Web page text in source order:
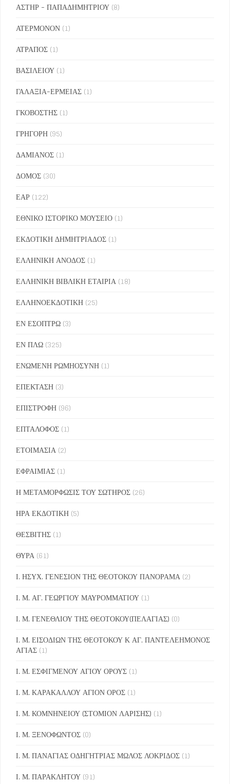
ΑΣΤΗΡ - ΠΑΠΑΔΗΜΗΤΡΙΟΥ (8)
ΑΤΕΡΜΟΝΟΝ (1)
ΑΤΡΑΠΟΣ (1)
ΒΑΣΙΛΕΙΟΥ (1)
ΓΑΛΑΞΙΑ-ΕΡΜΕΙΑΣ (1)
ΓΚΟΒΟΣΤΗΣ (1)
ΓΡΗΓΟΡΗ (95)
ΔΑΜΙΑΝΟΣ (1)
ΔΟΜΟΣ (30)
ΕΑΡ (122)
ΕΘΝΙΚΟ ΙΣΤΟΡΙΚΟ ΜΟΥΣΕΙΟ (1)
ΕΚΔΟΤΙΚΗ ΔΗΜΗΤΡΙΑΔΟΣ (1)
ΕΛΛΗΝΙΚΗ ΑΝΟΔΟΣ (1)
ΕΛΛΗΝΙΚΗ ΒΙΒΛΙΚΗ ΕΤΑΙΡΙΑ (18)
ΕΛΛΗΝΟΕΚΔΟΤΙΚΗ (25)
ΕΝ ΕΣΟΠΤΡΩ (3)
ΕΝ ΠΛΩ (325)
ΕΝΩΜΕΝΗ ΡΩΜΗΟΣΥΝΗ (1)
ΕΠΕΚΤΑΣΗ (3)
ΕΠΙΣΤΡΟΦΗ (96)
ΕΠΤΑΛΟΦΟΣ (1)
ΕΤΟΙΜΑΣΙΑ (2)
ΕΦΡΑΙΜΙΑΣ (1)
Η ΜΕΤΑΜΟΡΦΩΣΙΣ ΤΟΥ ΣΩΤΗΡΟΣ (26)
ΗΡΑ ΕΚΔΟΤΙΚΗ (5)
ΘΕΣΒΙΤΗΣ (1)
ΘΥΡΑ (61)
Ι. ΗΣΥΧ. ΓΕΝΕΣΙΟΝ ΤΗΣ ΘΕΟΤΟΚΟΥ ΠΑΝΟΡΑΜΑ (2)
Ι. Μ. ΑΓ. ΓΕΩΡΓΙΟΥ ΜΑΥΡΟΜΜΑΤΙΟΥ (1)
Ι. Μ. ΓΕΝΕΘΛΙΟΥ ΤΗΣ ΘΕΟΤΟΚΟΥ(ΠΕΛΑΓΙΑΣ) (0)
Ι. Μ. ΕΙΣΟΔΙΩΝ ΤΗΣ ΘΕΟΤΟΚΟΥ Κ ΑΓ. ΠΑΝΤΕΛΕΗΜΟΝΟΣ
ΑΓΙΑΣ (1)
Ι. Μ. ΕΣΦΙΓΜΕΝΟΥ ΑΓΙΟΥ ΟΡΟΥΣ (1)
Ι. Μ. ΚΑΡΑΚΑΛΛΟΥ ΑΓΙΟΝ ΟΡΟΣ (1)
Ι. Μ. ΚΟΜΝΗΝΕΙΟΥ (ΣΤΟΜΙΟΝ ΛΑΡΙΣΗΣ) (1)
Ι. Μ. ΞΕΝΟΦΩΝΤΟΣ (0)
Ι. Μ. ΠΑΝΑΓΙΑΣ ΟΔΗΓΗΤΡΙΑΣ ΜΩΛΟΣ ΛΟΚΡΙΔΟΣ (1)
Ι. Μ. ΠΑΡΑΚΛΗΤΟΥ (91)